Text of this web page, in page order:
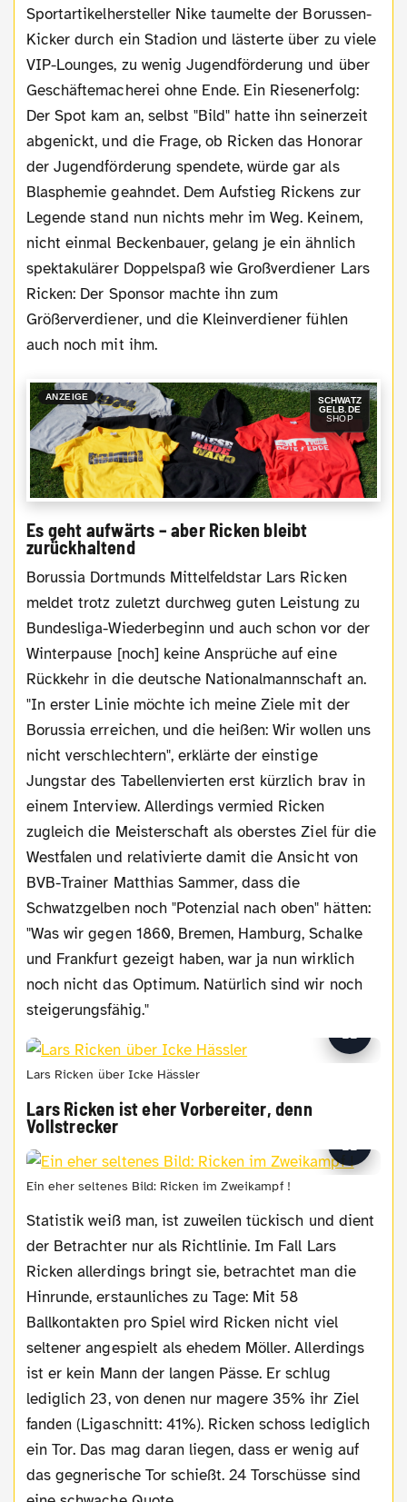
Sportartikelhersteller Nike taumelte der Borussen-
Kicker durch ein Stadion und lästerte über zu viele
VIP-Lounges, zu wenig Jugendförderung und über
Geschäftemacherei ohne Ende. Ein Riesenerfolg:
Der Spot kam an, selbst "Bild" hatte ihn seinerzeit
abgenickt, und die Frage, ob Ricken das Honorar
der Jugendförderung spendete, würde gar als
Blasphemie geahndet. Dem Aufstieg Rickens zur
Legende stand nun nichts mehr im Weg. Keinem,
nicht einmal Beckenbauer, gelang je ein ähnlich
spektakulärer Doppelspaß wie Großverdiener Lars
Ricken: Der Sponsor machte ihn zum
Größerverdiener, und die Kleinverdiener fühlen
auch noch mit ihm.
ANZEIGE
SCHWATZ
GELB.DE
SHOP
Es geht aufwärts – aber Ricken bleibt
zurückhaltend
Borussia Dortmunds Mittelfeldstar Lars Ricken
meldet trotz zuletzt durchweg guten Leistung zu
Bundesliga-Wiederbeginn und auch schon vor der
Winterpause [noch] keine Ansprüche auf eine
Rückkehr in die deutsche Nationalmannschaft an.
"In erster Linie möchte ich meine Ziele mit der
Borussia erreichen, und die heißen: Wir wollen uns
nicht verschlechtern", erklärte der einstige
Jungstar des Tabellenvierten erst kürzlich brav in
einem Interview. Allerdings vermied Ricken
zugleich die Meisterschaft als oberstes Ziel für die
Westfalen und relativierte damit die Ansicht von
BVB-Trainer Matthias Sammer, dass die
Schwatzgelben noch "Potenzial nach oben" hätten:
"Was wir gegen 1860, Bremen, Hamburg, Schalke
und Frankfurt gezeigt haben, war ja nun wirklich
noch nicht das Optimum. Natürlich sind wir noch
steigerungsfähig."
Lars Ricken über Icke Hässler
Lars Ricken ist eher Vorbereiter, denn
Vollstrecker
Ein eher seltenes Bild: Ricken im Zweikampf !
Statistik weiß man, ist zuweilen tückisch und dient
der Betrachter nur als Richtlinie. Im Fall Lars
Ricken allerdings bringt sie, betrachtet man die
Hinrunde, erstaunliches zu Tage: Mit 58
Ballkontakten pro Spiel wird Ricken nicht viel
seltener angespielt als ehedem Möller. Allerdings
ist er kein Mann der langen Pässe. Er schlug
lediglich 23, von denen nur magere 35% ihr Ziel
fanden (Ligaschnitt: 41%). Ricken schoss lediglich
ein Tor. Das mag daran liegen, dass er wenig auf
das gegnerische Tor schießt. 24 Torschüsse sind